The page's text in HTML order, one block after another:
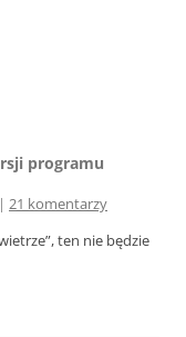
programu
| 21 komentarzy
ten nie będzie